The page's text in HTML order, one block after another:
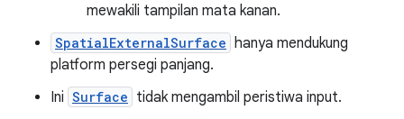
mewakili tampilan mata kanan.
SpatialExternalSurface
hanya mendukung
platform persegi panjang.
Ini Surface tidak mengambil peristiwa input.